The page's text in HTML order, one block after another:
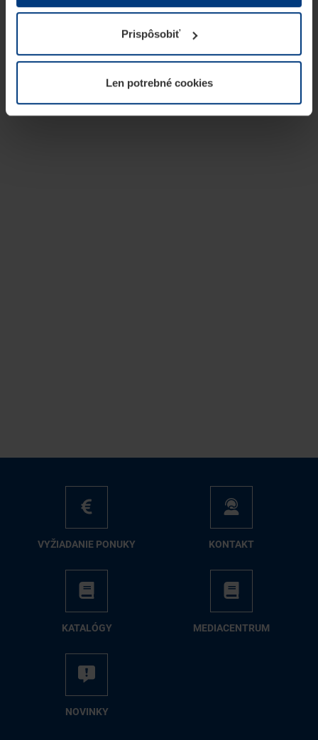
prevádzku tejto stránky. Pre všetky ostatné typy cookie
potrebujeme Vaše povolenie. Vaše povolenie môžete
kedykoľvek zmeniť alebo odvolať vo vysvetlení cookie
našej webovej stránky.
Prispôsobiť
Len potrebné cookies
VY­ŽIA­DA­NIE PO­NU­KY KON­TAKT
KA­TA­LÓ­GY ME­DIA­CEN­TRUM
NO­VIN­KY